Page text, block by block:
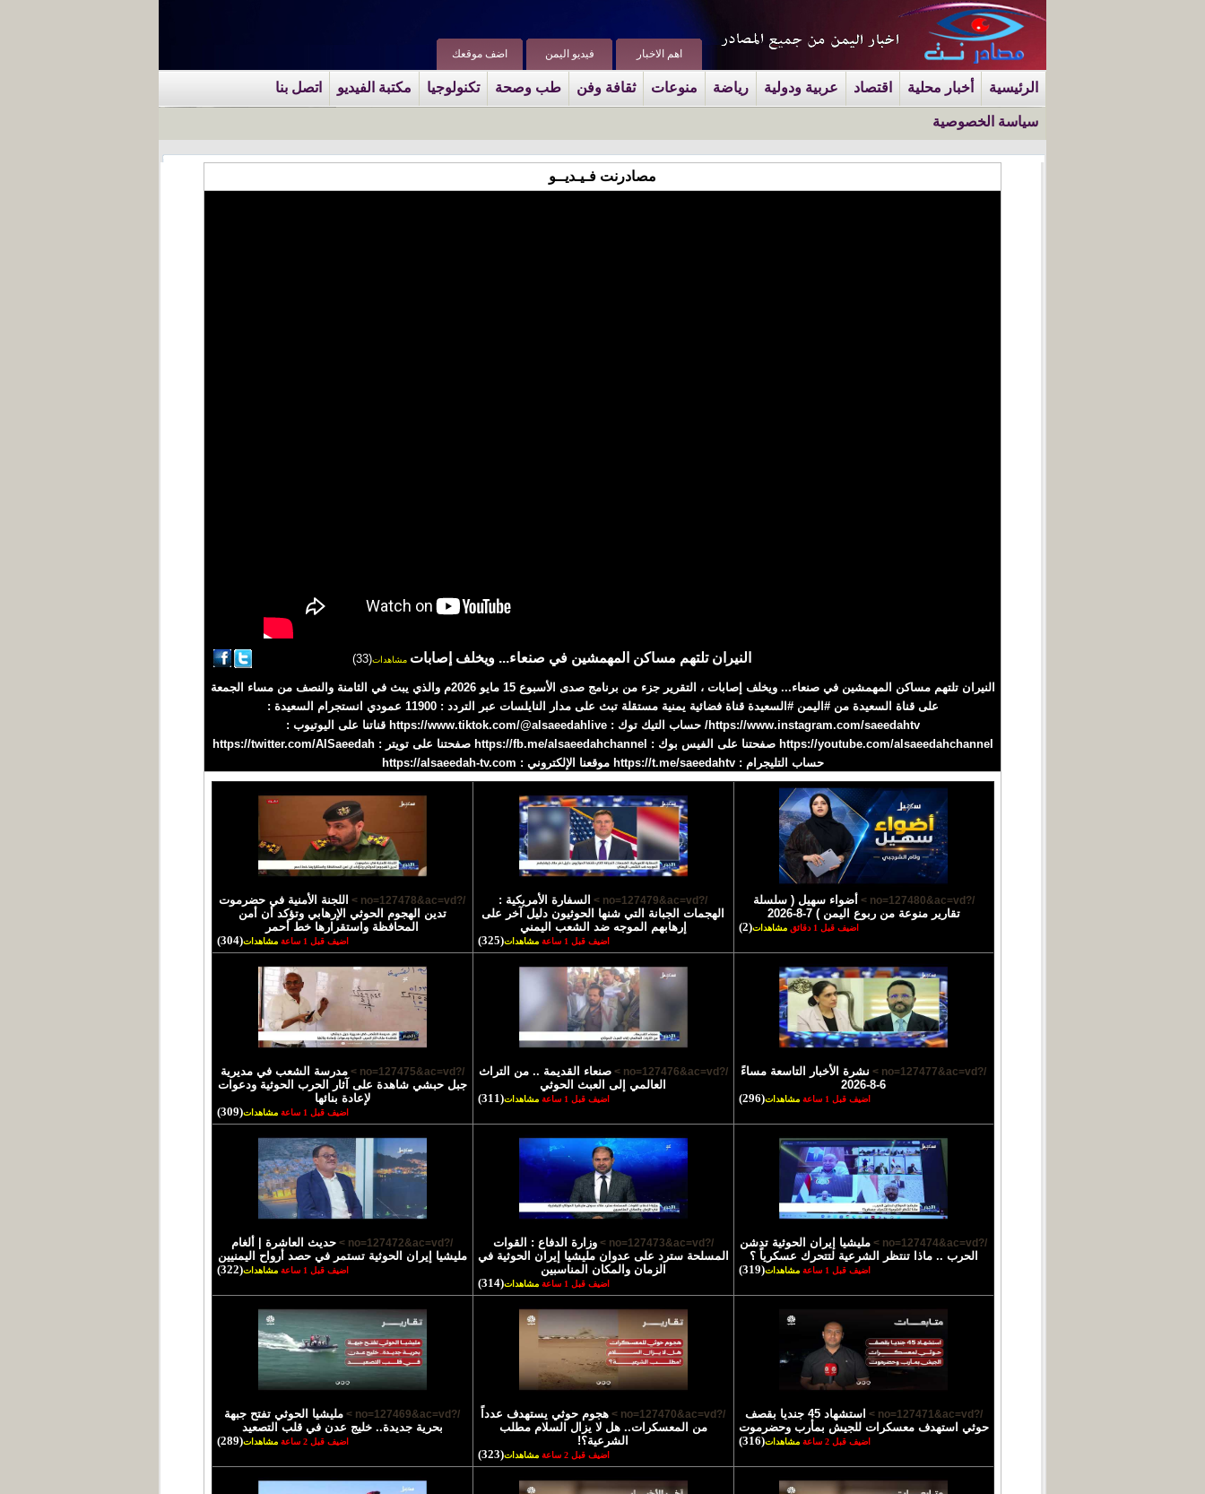
اضف موقعك فيديو اليمن اهم الاخبار
الرئيسية أخبار محلية اقتصاد عربية ودولية رياضة منوعات ثقافة وفن طب وصحة تكنولوجيا مكتبة الفيديو اتصل بنا
سياسة الخصوصية
مصادرنت فـيـديــو
النيران تلتهم مساكن المهمشين في صنعاء... ويخلف إصابات مشاهدات(33)
النيران تلتهم مساكن المهمشين في صنعاء... ويخلف إصابات ، التقرير جزء من برنامج صدى الأسبوع 15 مايو 2026م والذي يبث في الثامنة والنصف من مساء الجمعة
على قناة السعيدة من #اليمن #السعيدة قناة فضائية يمنية مستقلة تبث على مدار النايلسات عبر التردد : 11900 عمودي انستجرام السعيدة :
https://www.instagram.com/saeedahtv/ حساب التيك توك : https://www.tiktok.com/@alsaeedahlive قناتنا على اليوتيوب :
https://youtube.com/alsaeedahchannel صفحتنا على الفيس بوك : https://fb.me/alsaeedahchannel صفحتنا على تويتر : https://twitter.com/AlSaeedah
حساب التليجرام : https://t.me/saeedahtv موقعنا الإلكتروني : https://alsaeedah-tv.com
/?no=127480&ac=vd >
أضواء سهيل ( سلسلة
تقارير منوعة من ربوع اليمن ) 7-8-2026
اضيف قبل 1 دقائق مشاهدات(2)
/?no=127479&ac=vd >
السفارة الأمريكية :
الهجمات الجبانة التي شنها الحوثيون دليل آخر على
إرهابهم الموجه ضد الشعب اليمني
اضيف قبل 1 ساعة مشاهدات(325)
/?no=127478&ac=vd >
اللجنة الأمنية في حضرموت
تدين الهجوم الحوثي الإرهابي وتؤكد أن أمن
المحافظة واستقرارها خط أحمر
اضيف قبل 1 ساعة مشاهدات(304)
/?no=127477&ac=vd >
نشرة الأخبار التاسعة مساءً
6-8-2026
اضيف قبل 1 ساعة مشاهدات(296)
/?no=127476&ac=vd >
صنعاء القديمة .. من التراث
العالمي إلى العبث الحوثي
اضيف قبل 1 ساعة مشاهدات(311)
/?no=127475&ac=vd >
مدرسة الشعب في مديرية
جبل حبشي شاهدة على آثار الحرب الحوثية ودعوات
لإعادة بنائها
اضيف قبل 1 ساعة مشاهدات(309)
/?no=127474&ac=vd >
مليشيا إيران الحوثية تدشن
الحرب .. ماذا تنتظر الشرعية لتتحرك عسكرياً ؟
اضيف قبل 1 ساعة مشاهدات(319)
/?no=127473&ac=vd >
وزارة الدفاع : القوات
المسلحة سترد على عدوان مليشيا إيران الحوثية في
الزمان والمكان المناسبين
اضيف قبل 1 ساعة مشاهدات(314)
/?no=127472&ac=vd >
حديث العاشرة | ألغام
مليشيا إيران الحوثية تستمر في حصد أرواح اليمنيين
اضيف قبل 1 ساعة مشاهدات(322)
/?no=127471&ac=vd >
استشهاد 45 جنديا بقصف
حوثي استهدف معسكرات للجيش بمأرب وحضرموت
اضيف قبل 2 ساعة مشاهدات(316)
/?no=127470&ac=vd >
هجوم حوثي يستهدف عدداً
من المعسكرات.. هل لا يزال السلام مطلب
الشرعية؟!
اضيف قبل 2 ساعة مشاهدات(323)
/?no=127469&ac=vd >
مليشيا الحوثي تفتح جبهة
بحرية جديدة.. خليج عدن في قلب التصعيد
اضيف قبل 2 ساعة مشاهدات(289)